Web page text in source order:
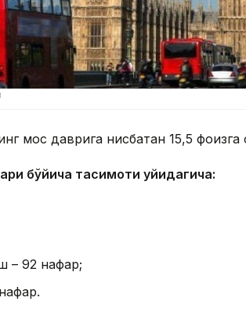
мос даврига нисбатан 15,5 фоизга
бўйича тақсимоти қуйидагича:
– 92 нафар;